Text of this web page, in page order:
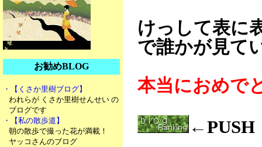
お勧めBLOG
・【くさか里樹ブログ】
われらが くさか里樹せんせい の
ブログです
・【私の散歩道】
朝の散歩で撮った花が満載！
ヤッコさんのブログ
けっして表に
で誰かが見て
本当におめで
←PUSH